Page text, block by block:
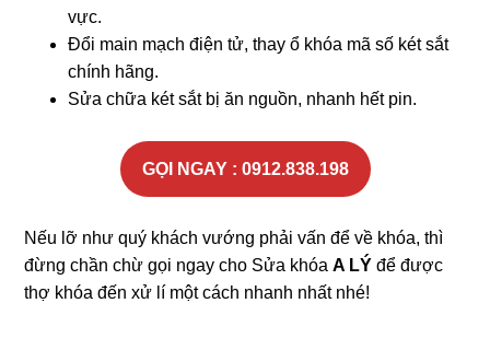
vực.
Đổi main mạch điện tử, thay ổ khóa mã số két sắt
chính hãng.
Sửa chữa két sắt bị ăn nguồn, nhanh hết pin.
GỌI NGAY : 0912.838.198
Nếu lỡ như quý khách vướng phải vấn để về khóa, thì
đừng chần chừ gọi ngay cho Sửa khóaA LÝđể được
thợ khóa đến xử lí một cách nhanh nhất nhé!